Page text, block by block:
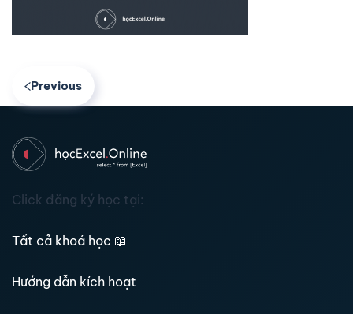
Previous
Click đăng ký học tại:
Tất cả khoá học 📖
Hướng dẫn kích hoạt